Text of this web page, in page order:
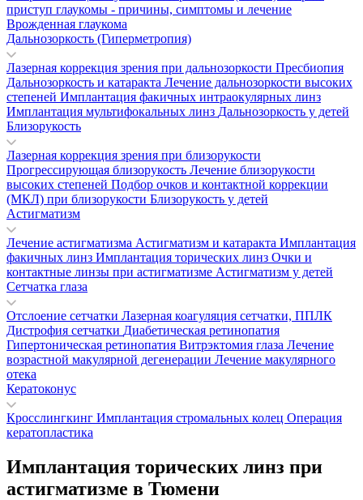
приступ глаукомы - причины, симптомы и лечение
Врожденная глаукома
Дальнозоркость (Гиперметропия)
Лазерная коррекция зрения при дальнозоркости Пресбиопия
Дальнозоркость и катаракта Лечение дальнозоркости высоких
степеней Имплантация факичных интраокулярных линз
Имплантация мультифокальных линз Дальнозоркость у детей
Близорукость
Лазерная коррекция зрения при близорукости
Прогрессирующая близорукость Лечение близорукости
высоких степеней Подбор очков и контактной коррекции
(МКЛ) при близорукости Близорукость у детей
Астигматизм
Лечение астигматизма Астигматизм и катаракта Имплантация
факичных линз Имплантация торических линз Очки и
контактные линзы при астигматизме Астигматизм у детей
Сетчатка глаза
Отслоение сетчатки Лазерная коагуляция сетчатки, ППЛК
Дистрофия сетчатки Диабетическая ретинопатия
Гипертоническая ретинопатия Витрэктомия глаза Лечение
возрастной макулярной дегенерации Лечение макулярного
отека
Кератоконус
Кросслингкинг Имплантация стромальных колец Операция
кератопластика
Имплантация торических линз при
астигматизме в Тюмени